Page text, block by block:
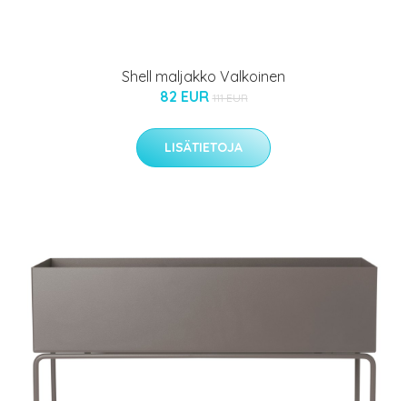
Shell maljakko Valkoinen
82 EUR 111 EUR
LISÄTIETOJA